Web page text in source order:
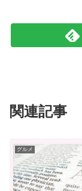
関連記事
グルメ